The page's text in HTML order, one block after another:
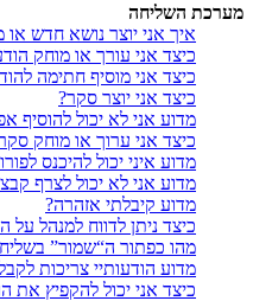
מערכת השליחה
איך אני יוצר נושא חדש
כיצד אני עורך או מוחק
כיצד אני מוסיף חתימה
כיצד אני יוצר סקר?
מדוע אני לא יכול להוסיף
כיצד אני ערוך או מוחק
מדוע איני יכול להיכנס
מדוע אני לא יכול לצרף
מדוע קיבלתי אזהרה?
כיצד ניתן לדווח למנהל על
מהו כפתור ה“שמור”
מדוע הודעותיי צריכות
כיצד אני יכול להקפיץ את